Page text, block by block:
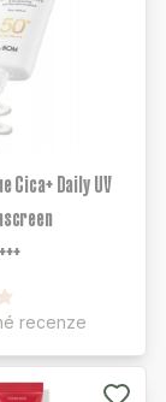
Cica+ Daily UV
recenze